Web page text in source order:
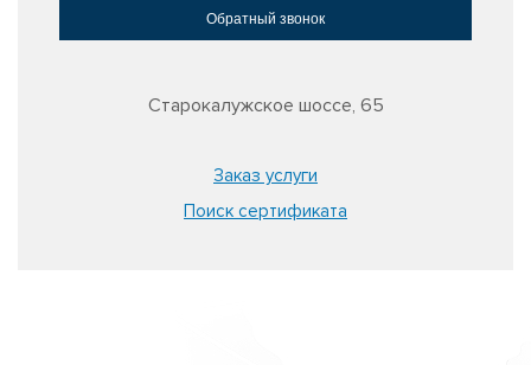
Обратный звонок
Старокалужское шоссе, 65
Заказ услуги
Поиск сертификата